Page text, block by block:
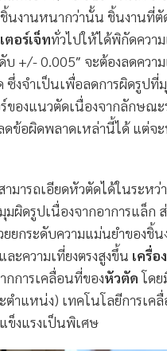
นงานหนากว่านั้น ชิ้นงานที่ตั
ตอร์เจ็ททั่วไปให้ได้พิกัดควา
+/- 0.005″ จะต้องลดความ
ซึ่งจำเป็นเพื่อลดการผิดรูปที่
ของแนวตัดเนื่องจากลักษณะ
ดข้อผิดพลาดเหล่านี้ได้ แต่จ
ามารถเอียดหัวตัดได้ในระหว่
ดรูปเนื่องจากอาการแล็ก
ยยกระดับความแม่นยำของชิ้
ะความเที่ยงตรงสูงขึ้น เครื่อ
การเคลื่อนที่ของหัวตัดโดย
ำแหน่ง) เทคโนโลยีการเคลื่
ข็งแรงเป็นพิเศษ